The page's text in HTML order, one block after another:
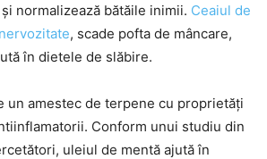
normalizează bătăile inimii. Ceaiul de
, scade pofta de mâncare,
în dietele de slăbire.
un amestec de terpene cu proprietăți
Conform unui studiu din
uleiul de mentă ajută în